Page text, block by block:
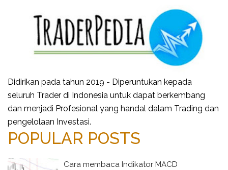
Didirikan pada tahun 2019 - Diperuntukan kepada
seluruh Trader di Indonesia untuk dapat berkembang
dan menjadi Profesional yang handal dalam Trading dan
pengelolaan Investasi.
POPULAR POSTS
Cara membaca Indikator MACD